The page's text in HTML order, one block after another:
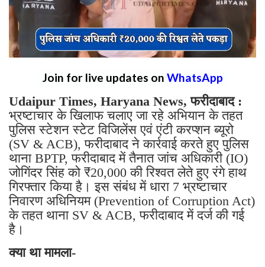
Join for live updates on WhatsApp
Udaipur Times, Haryana News, फरीदाबाद :
भ्रष्टाचार के खिलाफ चलाए जा रहे अभियान के तहत
पुलिस स्टेशन स्टेट विजिलेंस एवं एंटी करप्शन ब्यूरो
(SV & ACB), फरीदाबाद ने कार्रवाई करते हुए पुलिस
थाना BPTP, फरीदाबाद में तैनात जांच अधिकारी (IO)
जोगिंदर सिंह को ₹20,000 की रिश्वत लेते हुए रंगे हाथ
गिरफ्तार किया है। इस संबंध में धारा 7 भ्रष्टाचार
निवारण अधिनियम (Prevention of Corruption Act)
के तहत थाना SV & ACB, फरीदाबाद में दर्ज की गई
है।
क्या था मामला-